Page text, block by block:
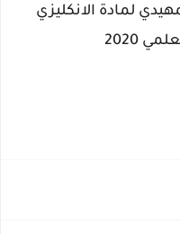
لمادة الانكليزي
2020